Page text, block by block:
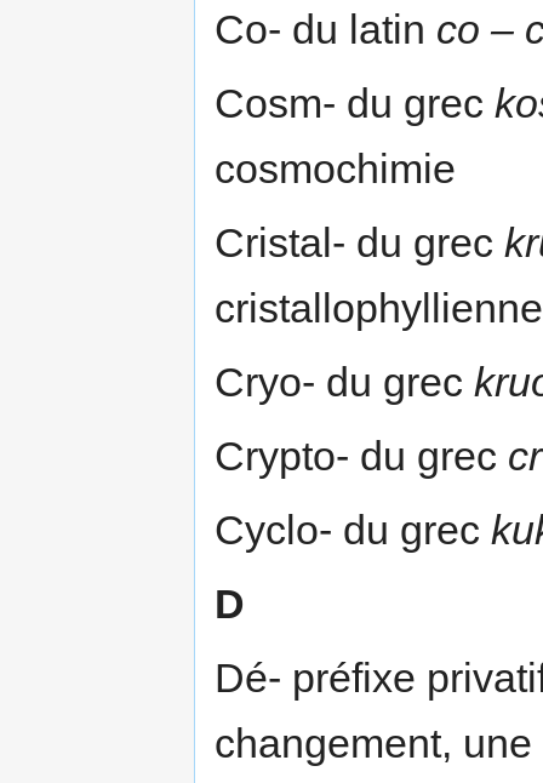
Co- du latin co –
Cosm- du grec
cosmochimie
Cristal- du grec
Cryo- du grec
Crypto- du grec
Cyclo- du grec
D
Dé- préfixe
changement,